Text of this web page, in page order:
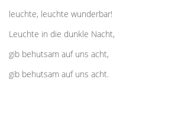
leuchte, leuchte wunderbar!
Leuchte in die dunkle Nacht,
gib behutsam auf uns acht,
gib behutsam auf uns acht.